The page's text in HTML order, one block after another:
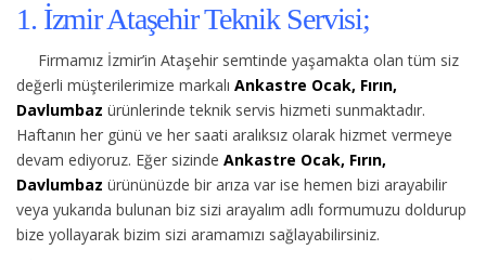
1. İzmir Ataşehir Teknik Servisi;
Firmamız İzmir’in Ataşehir semtinde yaşamakta olan tüm siz
değerli müşterilerimize markalı Ankastre Ocak, Fırın,
Davlumbaz ürünlerinde teknik servis hizmeti sunmaktadır.
Haftanın her günü ve her saati aralıksız olarak hizmet vermeye
devam ediyoruz. Eğer sizinde Ankastre Ocak, Fırın,
Davlumbaz ürününüzde bir arıza var ise hemen bizi arayabilir
veya yukarıda bulunan biz sizi arayalım adlı formumuzu doldurup
bize yollayarak bizim sizi aramamızı sağlayabilirsiniz.